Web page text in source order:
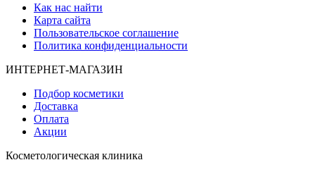
Как нас найти
Карта сайта
Пользовательское соглашение
Политика конфиденциальности
ИНТЕРНЕТ-МАГАЗИН
Подбор косметики
Доставка
Оплата
Акции
Косметологическая клиника